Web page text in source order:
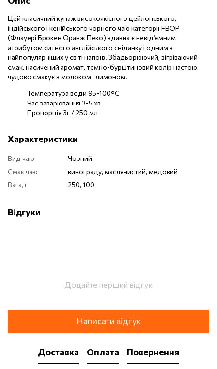
Цей класичний купаж високоякісного цейлонського,
індійського і кенійського чорного чаю категорії FBОР
(Флауері Брокен Оранж Пеко) здавна є невід’ємним
атрибутом ситного англійського сніданку і одним з
найпопулярніших у світі напоїв. Збадьорюючий, зігріваючий
смак, насичений аромат, темно-бурштиновий колір настою,
чудово смакує з молоком і лимоном.
Температура води 95-100°C
Час заварювання 3-5 хв
Пропорція 3г / 250 мл
Характеристики
Вид чаю
Чорний
Смак чаю
винограду, маслянистий, медовий
Вага, г
250, 100
Відгуки
Додайте перший відгук
Написати відгук
Доставка Оплата Повернення